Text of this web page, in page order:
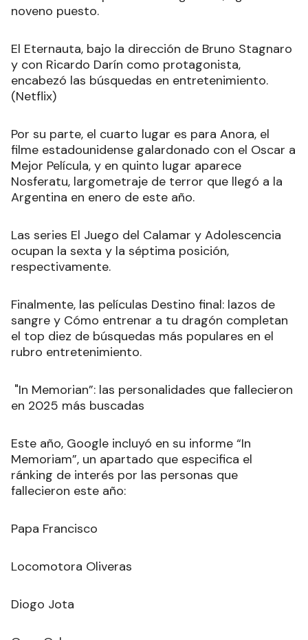
noveno puesto.
El Eternauta, bajo la dirección de Bruno Stagnaro
y con Ricardo Darín como protagonista,
encabezó las búsquedas en entretenimiento.
(Netflix)
Por su parte, el cuarto lugar es para Anora, el
filme estadounidense galardonado con el Oscar a
Mejor Película, y en quinto lugar aparece
Nosferatu, largometraje de terror que llegó a la
Argentina en enero de este año.
Las series El Juego del Calamar y Adolescencia
ocupan la sexta y la séptima posición,
respectivamente.
Finalmente, las películas Destino final: lazos de
sangre y Cómo entrenar a tu dragón completan
el top diez de búsquedas más populares en el
rubro entretenimiento.
"In Memorian”: las personalidades que fallecieron
en 2025 más buscadas
Este año, Google incluyó en su informe “In
Memoriam”, un apartado que especifica el
ránking de interés por las personas que
fallecieron este año:
Papa Francisco
Locomotora Oliveras
Diogo Jota